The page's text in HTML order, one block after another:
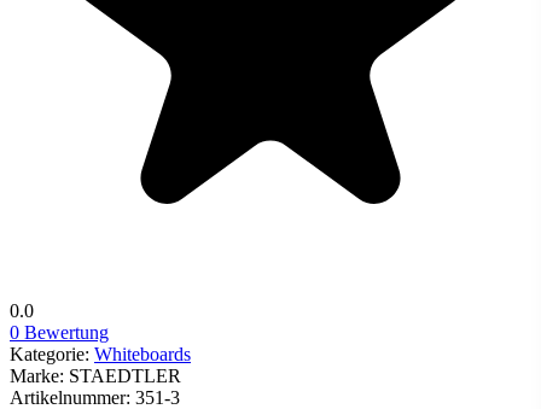
0.0
0 Bewertung
Kategorie: Whiteboards
Marke: STAEDTLER
Artikelnummer: 351-3